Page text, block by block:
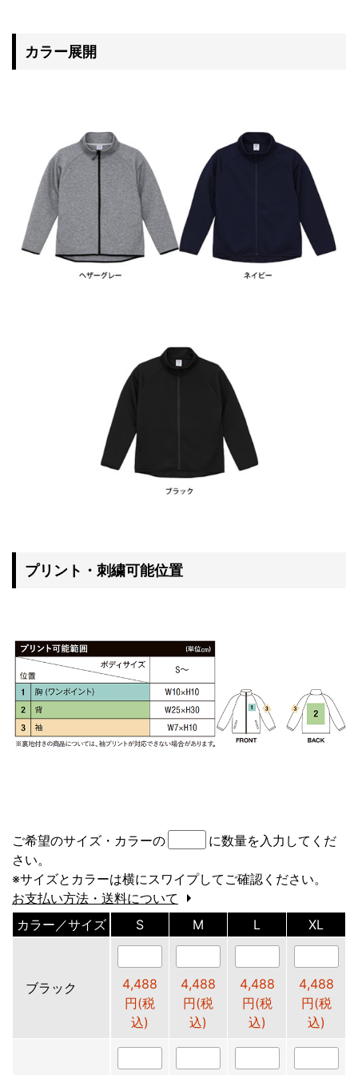
カラー展開
プリント・刺繍可能位置
ご希望のサイズ・カラーの
に数量を入力してくだ
さい。
※サイズとカラーは横にスワイプしてご確認ください。
お支払い方法・送料について
カラー／サイズ
S M L XL
ブラック
4,488
円(税
込)
4,488
円(税
込)
4,488
円(税
込)
4,488
円(税
込)